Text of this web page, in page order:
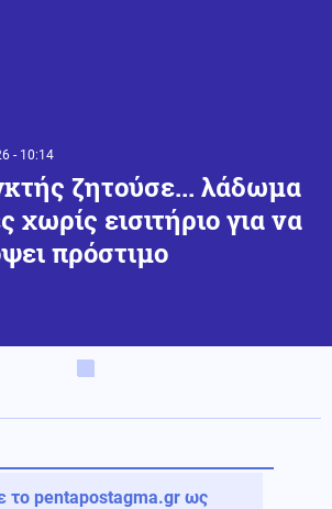
- 10:14
ζητούσε... λάδωμα
χωρίς εισιτήριο για να
πρόστιμο
το pentapostagma.gr ως